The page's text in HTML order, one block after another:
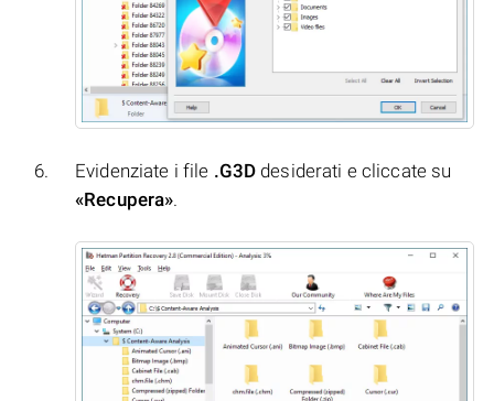
Evidenziate i file .G3D desiderati e cliccate su
«Recupera».